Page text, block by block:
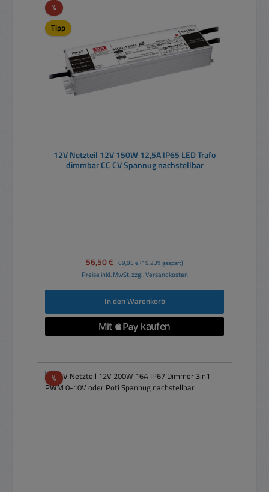
%Rabatt
Tipp
12V Netzteil 12V 150W 12,5A IP65 LED Trafo
dimmbar CC CV Spannug nachstellbar
Verkaufspreis:
56,50 € Regulärer Preis:
69,95 € (19.23% gespart)
Preise inkl. MwSt. zzgl. Versandkosten
In den Warenkorb
%Rabatt